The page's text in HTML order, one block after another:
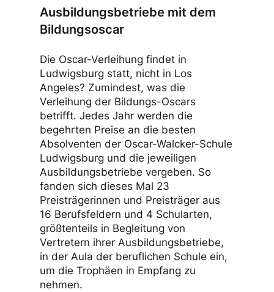
Ausbildungsbetriebe mit dem
Bildungsoscar
Die Oscar-Verleihung findet in
Ludwigsburg statt, nicht in Los
Angeles? Zumindest, was die
Verleihung der Bildungs-Oscars
betrifft. Jedes Jahr werden die
begehrten Preise an die besten
Absolventen der Oscar-Walcker-Schule
Ludwigsburg und die jeweiligen
Ausbildungsbetriebe vergeben. So
fanden sich dieses Mal 23
Preisträgerinnen und Preisträger aus
16 Berufsfeldern und 4 Schularten,
größtenteils in Begleitung von
Vertretern ihrer Ausbildungsbetriebe,
in der Aula der beruflichen Schule ein,
um die Trophäen in Empfang zu
nehmen.